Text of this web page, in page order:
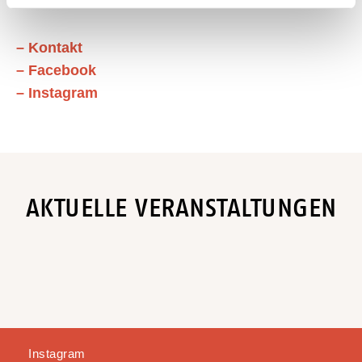
– Kontakt
– Facebook
– Instagram
AKTUELLE VERANSTALTUNGEN
Instagram